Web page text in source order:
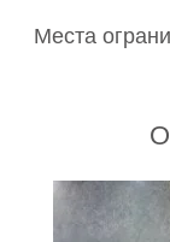
Места